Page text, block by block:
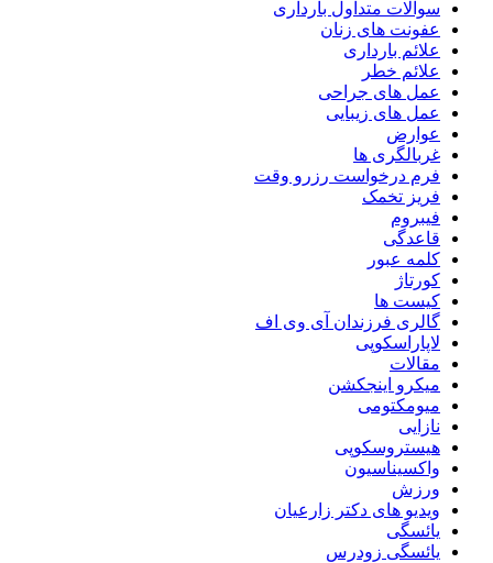
سوالات متداول بارداری
عفونت های زنان
علائم بارداری
علائم خطر
عمل های جراحی
عمل های زیبایی
عوارض
غربالگری ها
فرم درخواست رزرو وقت
فریز تخمک
فیبروم
قاعدگی
کلمه عبور
کورتاژ
کیست ها
گالری فرزندان آی وی اف
لاپاراسکوپی
مقالات
میکرو اینجکشن
میومکتومی
نازایی
هیستروسکوپی
واکسیناسیون
ورزش
ویدیو های دکتر زارعیان
یائسگی
یائسگی زودرس